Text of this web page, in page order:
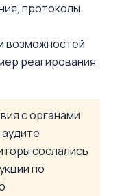
протоколы
возможностей
реагирования
с органами
сослались
по